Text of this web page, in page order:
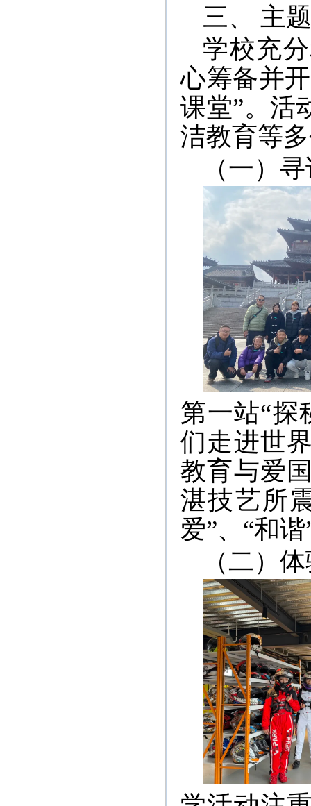
三、 主
学校充
心筹备并
课堂”。活
洁教育等
（一）
第一站“探
们走进世
教育与爱
湛技艺所
爱”、“和
（二）